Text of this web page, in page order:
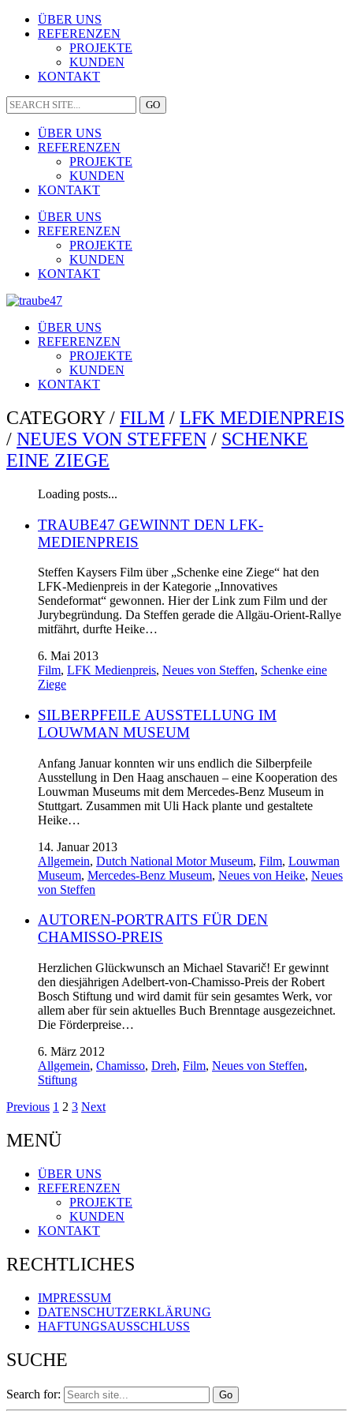
ÜBER UNS
REFERENZEN
PROJEKTE
KUNDEN
KONTAKT
ÜBER UNS
REFERENZEN
PROJEKTE
KUNDEN
KONTAKT
ÜBER UNS
REFERENZEN
PROJEKTE
KUNDEN
KONTAKT
ÜBER UNS
REFERENZEN
PROJEKTE
KUNDEN
KONTAKT
CATEGORY / FILM / LFK MEDIENPREIS
/ NEUES VON STEFFEN / SCHENKE
EINE ZIEGE
Loading posts...
TRAUBE47 GEWINNT DEN LFK-
MEDIENPREIS
Steffen Kaysers Film über „Schenke eine Ziege“ hat den
LFK-Medienpreis in der Kategorie „Innovatives
Sendeformat“ gewonnen. Hier der Link zum Film und der
Jurybegründung. Da Steffen gerade die Allgäu-Orient-Rallye
mitfährt, durfte Heike…
6. Mai 2013
Film, LFK Medienpreis, Neues von Steffen, Schenke eine
Ziege
SILBERPFEILE AUSSTELLUNG IM
LOUWMAN MUSEUM
Anfang Januar konnten wir uns endlich die Silberpfeile
Ausstellung in Den Haag anschauen – eine Kooperation des
Louwman Museums mit dem Mercedes-Benz Museum in
Stuttgart. Zusammen mit Uli Hack plante und gestaltete
Heike…
14. Januar 2013
Allgemein, Dutch National Motor Museum, Film, Louwman
Museum, Mercedes-Benz Museum, Neues von Heike, Neues
von Steffen
AUTOREN-PORTRAITS FÜR DEN
CHAMISSO-PREIS
Herzlichen Glückwunsch an Michael Stavarič! Er gewinnt
den diesjährigen Adelbert-von-Chamisso-Preis der Robert
Bosch Stiftung und wird damit für sein gesamtes Werk, vor
allem aber für sein aktuelles Buch Brenntage ausgezeichnet.
Die Förderpreise…
6. März 2012
Allgemein, Chamisso, Dreh, Film, Neues von Steffen,
Stiftung
Previous 1 2 3 Next
MENÜ
ÜBER UNS
REFERENZEN
PROJEKTE
KUNDEN
KONTAKT
RECHTLICHES
IMPRESSUM
DATENSCHUTZERKLÄRUNG
HAFTUNGSAUSSCHLUSS
SUCHE
Search for: